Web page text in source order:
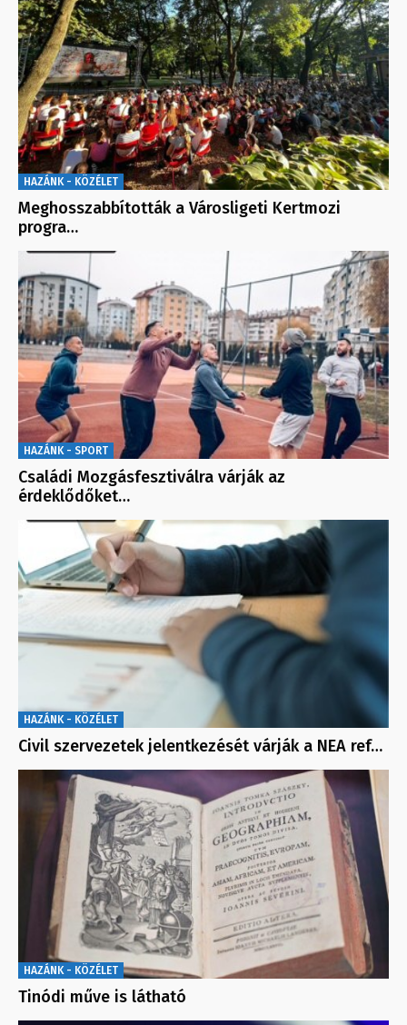
HAZÁNK - KÖZÉLET
Meghosszabbították a Városligeti Kertmozi
progra…
HAZÁNK - SPORT
Családi Mozgásfesztiválra várják az
érdeklődőket…
HAZÁNK - KÖZÉLET
Civil szervezetek jelentkezését várják a NEA ref…
HAZÁNK - KÖZÉLET
Tinódi műve is látható